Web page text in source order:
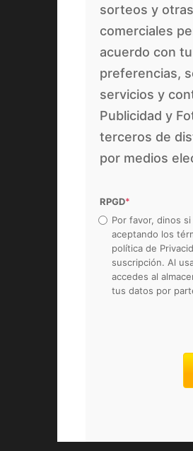
sorteos y
comerciales
acuerdo con
preferencias,
servicios y
Publicidad y
terceros de
por medios
RPGD*
Por favor, dinos
aceptando los
política de
suscripción. Al
accedes al
tus datos por